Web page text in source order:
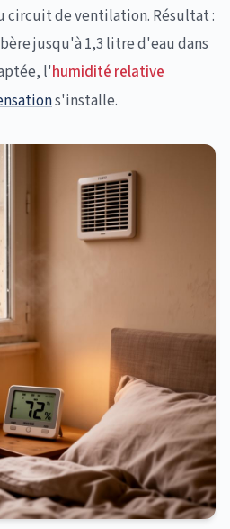
circuit de ventilation. Résultat :
jusqu'à 1,3 litre d'eau dans
l'humidité relative
s'installe.